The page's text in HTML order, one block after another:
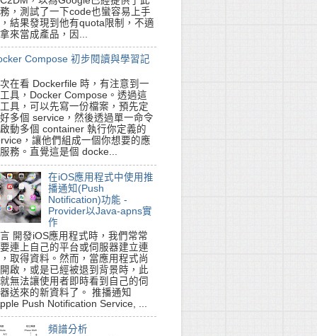
，測試了一下code也蠻容易上手
結果發現到他有quota限制，不適
來當成產品，因...
Compose 初步閱讀與學習記
次在看 Dockerfile 時，有注意到一
具，Docker Compose。透過這
具，可以先寫一份檔案，預先定
多個 service，然後透過單一命令
動多個 container 執行你定義的
，讓他們組成一個你想要的應
務。直覺這是個 docke...
在iOS應用程式中使用推
播通知(Push
Notification)功能 -
Provider以Java-apns實
作
開發iOS應用程式時，我們常常
連上自己的平台或伺服器建立連
取得資料。然而，當應用程式尚
啟，或是已經被退到背景時，此
無法讓使用者即時看到自己的伺
送來的新資料了。 推播通知
Push Notification Service, ...
頻譜分析